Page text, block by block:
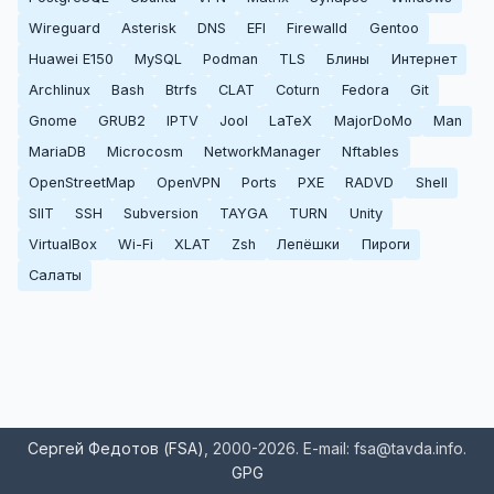
Wireguard
Asterisk DNS EFI Firewalld
Gentoo
Huawei E150
MySQL Podman TLS Блины
Интернет
Archlinux
Bash Btrfs CLAT Coturn Fedora
Git
Gnome
GRUB2 IPTV Jool LaTeX MajorDoMo
Man
MariaDB
Microcosm NetworkManager
Nftables
OpenStreetMap
OpenVPN Ports PXE RADVD
Shell
SIIT
SSH Subversion TAYGA TURN
Unity
VirtualBox
Wi-Fi XLAT Zsh Лепёшки
Пироги
Салаты
Сергей Федотов (FSA)
, 2000-2026. E-mail: fsa@tavda.info.
GPG